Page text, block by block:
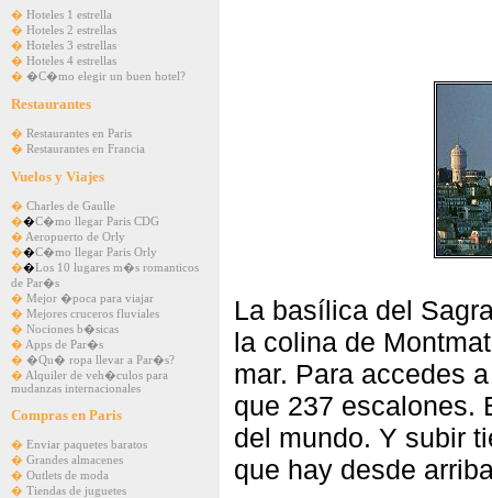
� Hoteles 1 estrella
� Hoteles 2 estrellas
� Hoteles 3 estrellas
� Hoteles 4 estrellas
� �C�mo elegir un buen hotel?
Restaurantes
� Restaurantes en Paris
� Restaurantes en Francia
Vuelos y Viajes
� Charles de Gaulle
��C�mo llegar Paris CDG
� Aeropuerto de Orly
��C�mo llegar Paris Orly
��Los 10 lugares m�s romanticos
de Par�s
� Mejor �poca para viajar
� Mejores cruceros fluviales
� Nociones b�sicas
� Apps de Par�s
� �Qu� ropa llevar a Par�s?
� Alquiler de veh�culos para
mudanzas internacionales
Compras en Paris
� Enviar paquetes baratos
� Grandes almacenes
� Outlets de moda
� Tiendas de juguetes
La basílica del
la colina de
mar. Para accedes
que 237 escalones.
del mundo. Y subir
que hay desde